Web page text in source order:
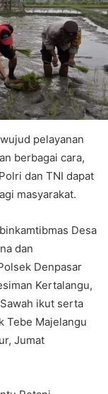
pelayanan
berbagai cara,
dan TNI dapat
masyarakat.
Desa
dan
Denpasar
Kertalangu,
ikut serta
Tebe Majelangu
Jumat